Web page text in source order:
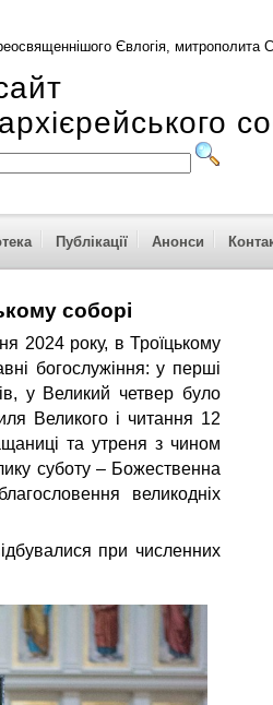
Євлогія, митрополита
Публікації Анонси
соборі
2024 року, в Троїцькому
богослужіння: у перші
у Великий четвер було
Великого і читання 12
та утреня з чином
суботу – Божественна
великодніх
при численних